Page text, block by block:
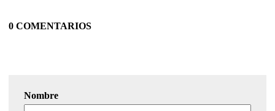
0 COMENTARIOS
Nombre